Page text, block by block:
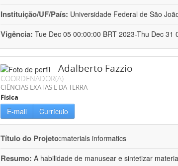
Instituição/UF/País: Universidade Federal de São
Vigência: Tue Dec 05 00:00:00 BRT 2023-Thu Dec 31
Adalberto Fazzio
COORDENADOR(A)
CIÊNCIAS EXATAS E DA TERRA
Física
E-mail Currículo
Título do Projeto:materials informatics
Resumo: A habilidade de manusear e sintetizar